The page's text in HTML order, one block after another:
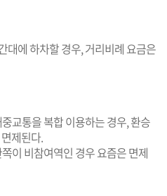
대에 하차할 경우, 거리비례 요금은
교통을 복합 이용하는 경우, 환승
제된다.
이 비참여역인 경우 요즘은 면제